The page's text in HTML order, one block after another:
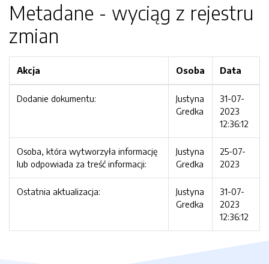
Metadane - wyciąg z rejestru
zmian
Akcja Osoba Data
Dodanie dokumentu:
Justyna
Gredka
31-07-
2023
12:36:12
Osoba, która wytworzyła informację
lub odpowiada za treść informacji:
Justyna
Gredka
25-07-
2023
Ostatnia aktualizacja:
Justyna
Gredka
31-07-
2023
12:36:12